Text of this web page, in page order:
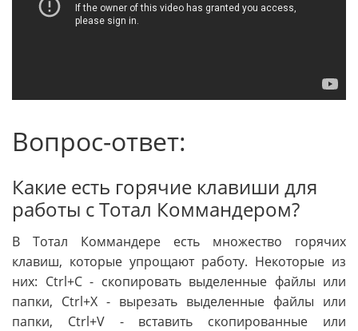
Вопрос-ответ:
Какие есть горячие клавиши для
работы с Тотал Коммандером?
В Тотал Коммандере есть множество горячих
клавиш, которые упрощают работу. Некоторые из
них: Ctrl+C - скопировать выделенные файлы или
папки, Ctrl+X - вырезать выделенные файлы или
папки, Ctrl+V - вставить скопированные или